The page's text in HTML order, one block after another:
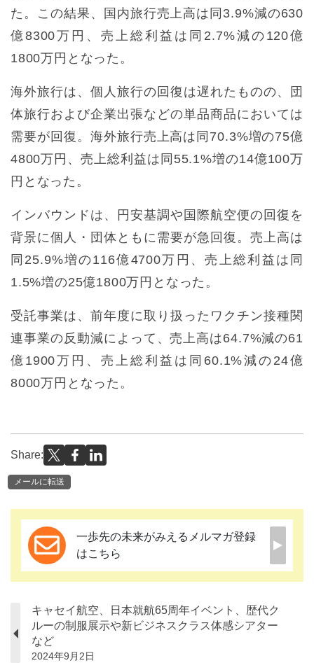
た。この結果、国内旅行売上高は同3.9%減の630
億8300万円、売上総利益は同2.7%減の120億
1800万円となった。
海外旅行は、個人旅行の回復は遅れたものの、団
体旅行および企業出張などの単品商品においては
需要が回復。海外旅行売上高は同70.3%増の75億
4800万円、売上総利益は同55.1%増の14億100万
円となった。
インバウンドは、円安基調や国際航空便の回復を
背景に個人・団体ともに需要が急回復。売上高は
同25.9%増の116億4700万円、売上総利益は同
1.5%増の25億1800万円となった。
受託事業は、前年度に取り扱ったワクチン接種関
連事業の反動減によって、売上高は64.7%減の61
億1900万円、売上総利益は同60.1%減の24億
8000万円となった。
Share:
メールに転送
一歩先の未来がみえるメルマガ登録
はこちら
キャセイ航空、日本就航65周年イベント、歴代ク
ルーの制服展示や新ビジネスクラス体感シアター
など
2024年9月2日